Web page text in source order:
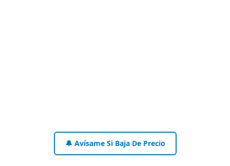
🔔 Avísame Si Baja De Precio